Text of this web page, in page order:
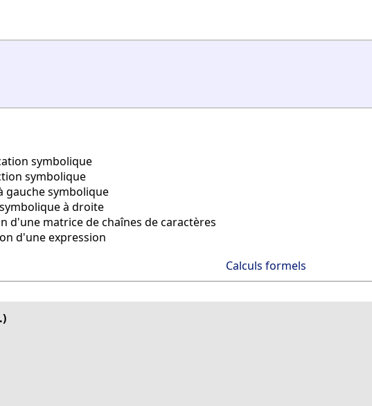
symbolique
symbolique
gauche symbolique
à droite
d'une matrice de chaînes de caractères
d'une expression
Calculs formels